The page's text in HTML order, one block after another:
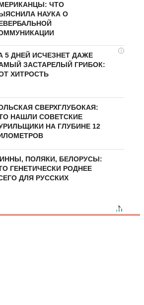
ЧТО
НАУКА О
i
5 ДНЕЙ ИСЧЕЗНЕТ ДАЖЕ
ЗАСТАРЕЛЫЙ ГРИБОК:
ХИТРОСТЬ
СВЕРХГЛУБОКАЯ:
НАШЛИ СОВЕТСКИЕ
НА ГЛУБИНЕ 12
ПОЛЯКИ, БЕЛОРУСЫ:
ГЕНЕТИЧЕСКИ РОДНЕЕ
ДЛЯ РУССКИХ